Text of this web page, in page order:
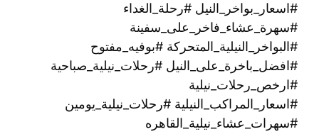
#اسعار_بواخر_النيل #رحلة_الغداء
#سهرة_عشاء_فاخر_على_سفينة
#البواخر_النيلية_المتحركة #بوفيه_مفتوح
#افضل_باخرة_على_النيل #رحلات_نيلية_صباحية
#ارخص_رحلات_نيلية
#اسعار_المراكب_النيلية #رحلات_نيلية_يومين
#سهرات_عشاء_نيلية_القاهره